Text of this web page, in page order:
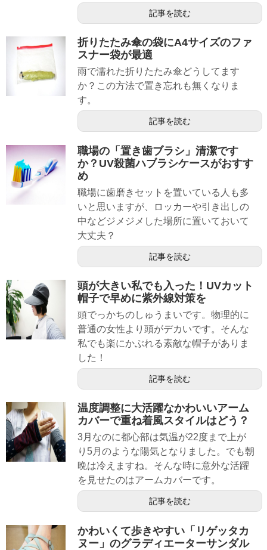
記事を読む
折りたたみ傘の袋にA4サイズのファ
スナー袋が最適
雨で濡れた折りたたみ傘どうしてます
か？この方法で置き忘れも無くなりま
す。
記事を読む
職場の「置き歯ブラシ」清潔です
か？UV殺菌ハブラシケースがおすす
め
職場に歯磨きセットを置いている人も多
いと思いますが、ロッカーや引き出しの
中などジメジメした場所に置いておいて
大丈夫？
記事を読む
頭が大きい私でも入った！UVカット
帽子で早めに紫外線対策を
頭でっかちのしゅうまいです。物理的に
普通の女性より頭がデカいです。そんな
私でも楽にかぶれる素敵な帽子がありま
した！
記事を読む
温度調整に大活躍なかわいいアーム
カバーで重ね着風スタイルはどう？
3月なのに都心部は気温が22度まで上が
り5月のような陽気となりました。でも朝
晩は冷えますね。そんな時に意外な活躍
を見せたのはアームカバーです。
記事を読む
かわいくて歩きやすい「リゲッタカ
ヌー」のグラディエーターサンダル